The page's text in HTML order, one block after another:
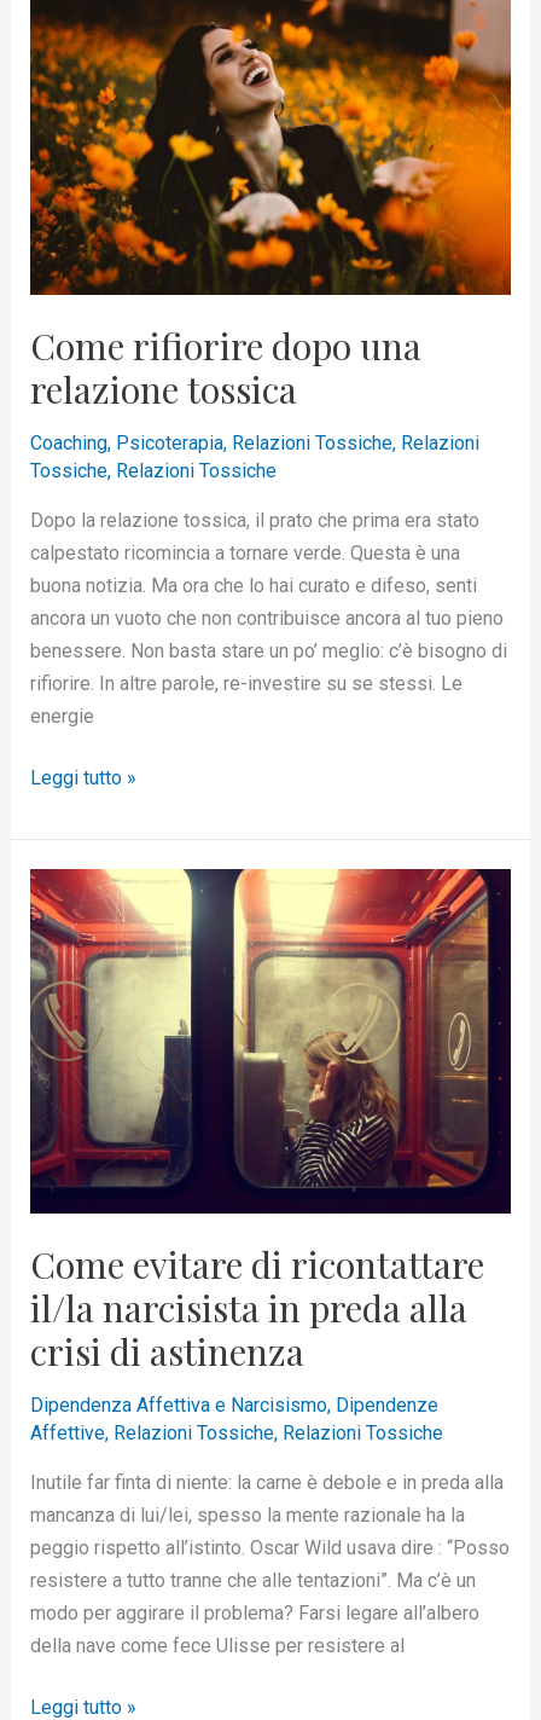
Come rifiorire dopo una
relazione tossica
Coaching, Psicoterapia, Relazioni Tossiche, Relazioni
Tossiche, Relazioni Tossiche
Dopo la relazione tossica, il prato che prima era stato
calpestato ricomincia a tornare verde. Questa è una
buona notizia. Ma ora che lo hai curato e difeso, senti
ancora un vuoto che non contribuisce ancora al tuo pieno
benessere. Non basta stare un po’ meglio: c’è bisogno di
rifiorire. In altre parole, re-investire su se stessi. Le
energie
rifiorire
dopo
una
relazione
tossica
Leggi tutto »
Come evitare di ricontattare
il/la narcisista in preda alla
crisi di astinenza
Dipendenza Affettiva e Narcisismo, Dipendenze
Affettive, Relazioni Tossiche, Relazioni Tossiche
Inutile far finta di niente: la carne è debole e in preda alla
mancanza di lui/lei, spesso la mente razionale ha la
peggio rispetto all’istinto. Oscar Wild usava dire : “Posso
resistere a tutto tranne che alle tentazioni”. Ma c’è un
modo per aggirare il problema? Farsi legare all’albero
della nave come fece Ulisse per resistere al
Come
evitare
di
ricontattare
il/la
narcisista
in
alla
crisi
di
Leggi tutto »